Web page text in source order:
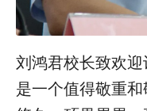
刘鸿君校长致欢
是一个值得敬重